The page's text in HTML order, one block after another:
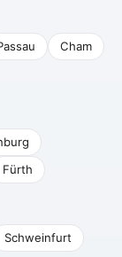
Cham
Fürth
Schweinfurt